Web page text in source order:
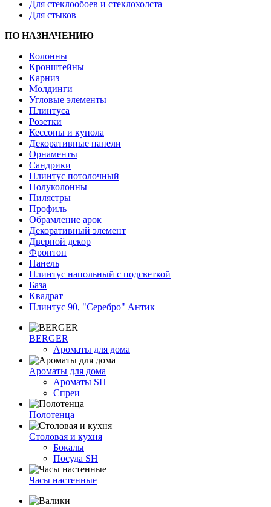
Для стеклообоев и стеклохолста
Для стыков
ПО НАЗНАЧЕНИЮ
Колонны
Кронштейны
Карниз
Молдинги
Угловые элементы
Плинтуса
Розетки
Кессоны и купола
Декоративные панели
Орнаменты
Сандрики
Плинтус потолочный
Полуколонны
Пилястры
Профиль
Обрамление арок
Декоративный элемент
Дверной декор
Фронтон
Панель
Плинтус напольный с подсветкой
База
Квадрат
Плинтус 90, "Серебро" Антик
BERGER
Ароматы для дома
Ароматы для дома
Ароматы SH
Спреи
Полотенца
Столовая и кухня
Бокалы
Посуда SH
Часы настенные